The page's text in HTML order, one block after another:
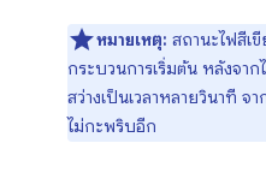
หมายเหตุ: สถานะไฟสีเ
กระบวนการเริ่มต้น หลังจาก
สว่างเป็นเวลาหลายวินาที จ
ไม่กะพริบอีก